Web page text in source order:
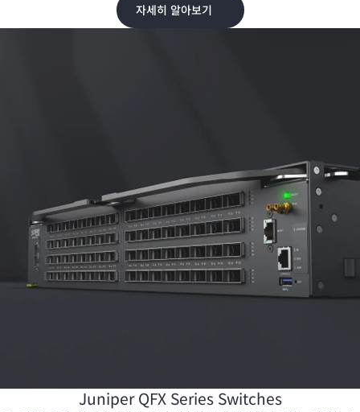
자세히 알아보기
Juniper QFX Series Switches